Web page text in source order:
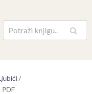
Pretraga
/
PDF